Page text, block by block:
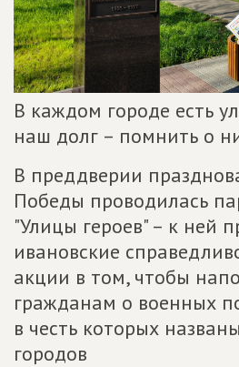
В каждом городе есть
наш долг – помнить о
В преддверии
Победы проводилась
"Улицы героев" – к ней
ивановские
акции в том, чтобы
гражданам о военных
в честь которых
городов